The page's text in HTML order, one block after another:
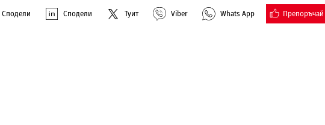
Сподели Сподели Туит Viber Whats App Препоръчай